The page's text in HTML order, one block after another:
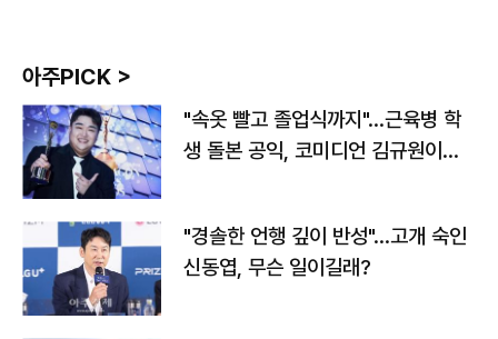
아주PICK >
"속옷 빨고 졸업식까지"…근육병 학
생 돌본 공익, 코미디언 김규원이었
"경솔한 언행 깊이 반성"…고개 숙인
신동엽, 무슨 일이길래?